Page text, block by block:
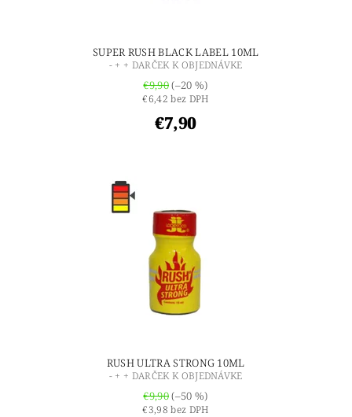
SUPER RUSH BLACK LABEL 10ML
- + + DARČEK K OBJEDNÁVKE
€9,90(–20 %)
€6,42 bez DPH
€7,90
RUSH ULTRA STRONG 10ML
- + + DARČEK K OBJEDNÁVKE
€9,90(–50 %)
€3,98 bez DPH